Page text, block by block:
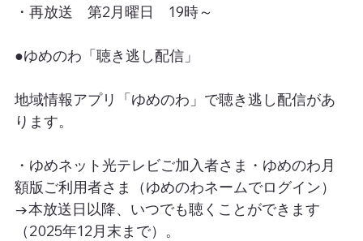
・再放送　第2月曜日　19時～
●ゆめのわ「聴き逃し配信」
地域情報アプリ「ゆめのわ」で聴き逃し配信があ
ります。
・ゆめネット光テレビご加入者さま・ゆめのわ月
額版ご利用者さま（ゆめのわネームでログイン）
→本放送日以降、いつでも聴くことができます
（2025年12月末まで）。